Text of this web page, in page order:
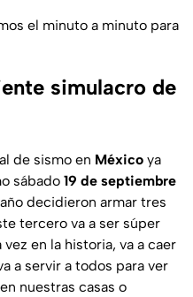
el minuto a minuto para
simulacro de
de sismo en México ya
sábado 19 de septiembre
decidieron armar tres
tercero va a ser súper
en la historia, va a caer
a servir a todos para ver
nuestras casas o